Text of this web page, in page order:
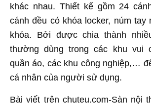
khác nhau. Thiết kế gồm 24
cánh đều có khóa locker, núm tay
khóa. Bởi được chia thành
thường dùng trong các khu vui
quần áo, các khu công nghiệp,…
cá nhân của người sử dụng.
Bài viết trên chuteu.com-Sàn nội